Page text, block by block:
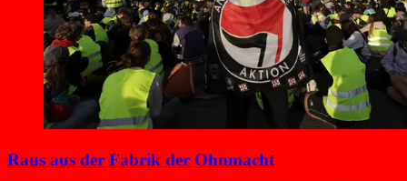
Raus aus der Fabrik der Ohnmacht